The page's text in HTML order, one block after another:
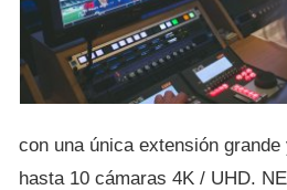
con una única extensión
hasta 10 cámaras 4K / UHD.